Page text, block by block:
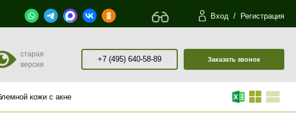
Вход / Регистрация
старая
версия
+7 (495) 640-58-89 Заказать звонок
кожи с акне